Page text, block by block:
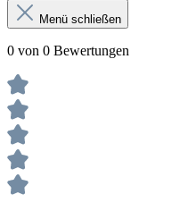
Menü schließen
0 von 0 Bewertungen